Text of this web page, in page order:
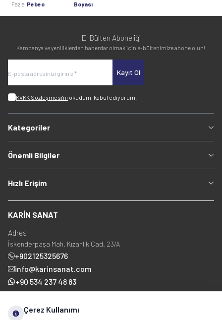
Fazla Pebeo
Boyası
E-Bülten Aboneliği
Kampanya ve yeniliklerden haberdar olmak için e-bültenimize abone olun!
Kayıt Ol
KVKK Sözleşmesi'ni okudum, kabul ediyorum.
Kategoriler
Önemli Bilgiler
Hızlı Erişim
KARİN SANAT
Adres
İskenderpaşa Mah. Kızanlık Cad. 23/A
+902125325676
info@karinsanat.com
+90 534 237 48 83
Çerez Kullanımı